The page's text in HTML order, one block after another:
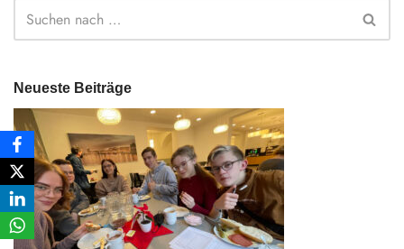
Neueste Beiträge